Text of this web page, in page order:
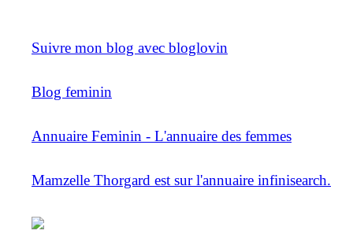
Suivre mon blog avec bloglovin
Blog feminin
Annuaire Feminin - L'annuaire des femmes
Mamzelle Thorgard est sur l'annuaire infinisearch.